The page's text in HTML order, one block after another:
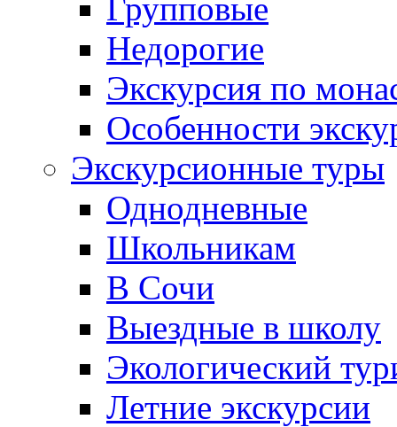
Групповые
Недорогие
Экскурсия по
Особенности
Экскурсионные туры
Однодневные
Школьникам
В Сочи
Выездные в школу
Экологический
Летние экскурсии